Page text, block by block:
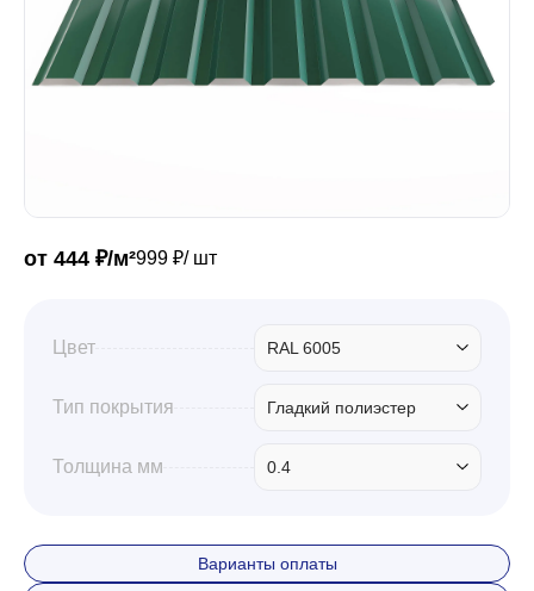
Кровля
Профили для гипсокартона
от 444 ₽/м²999 ₽/ шт
Цвет RAL 6005
Тип покрытия Гладкий полиэстер
Толщина мм 0.4
Варианты оплаты